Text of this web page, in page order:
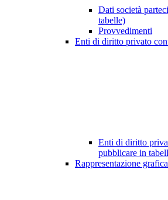
Dati società
tabelle)
Provvedimenti
Enti di diritto privato
Enti di diritto
pubblicare in
Rappresentazione grafica